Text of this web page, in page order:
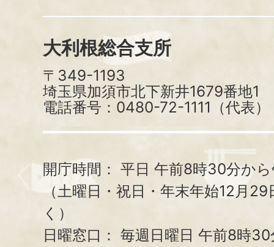
大利根総合支所
〒349-1193
埼玉県加須市北下新井1679番地1
電話番号：0480-72-1111（代表）
開庁時間： 平日 午前8時30分か
（土曜日・祝日・年末年始12月
く）
日曜窓口： 毎週日曜日 午前8時